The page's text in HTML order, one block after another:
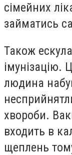
сімейних
займатись
Також
імунізацію.
людина
хвороби.
входить в
щеплень